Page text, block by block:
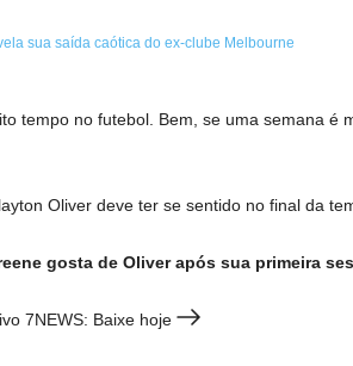
tempo no futebol. Bem, se uma semana é
Oliver deve ter se sentido no final da
gosta de Oliver após sua primeira
7NEWS: Baixe hoje